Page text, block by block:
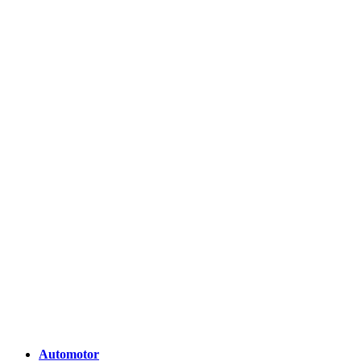
Automotor